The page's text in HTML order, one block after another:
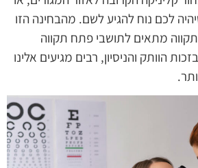
לכם נוח להגיע לשם. מהבחינה הזו
מתאים לתושבי פתח תקווה
הוותק והניסיון, רבים מגיעים אלינו